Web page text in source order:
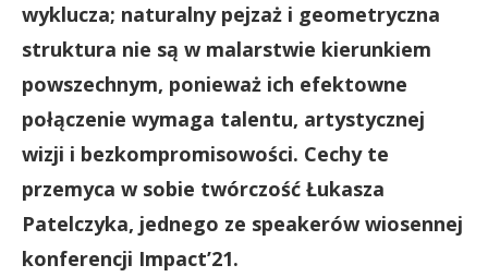
wyklucza; naturalny pejzaż i geometryczna
struktura nie są w malarstwie kierunkiem
powszechnym, ponieważ ich efektowne
połączenie wymaga talentu, artystycznej
wizji i bezkompromisowości. Cechy te
przemyca w sobie twórczość Łukasza
Patelczyka, jednego ze speakerów wiosennej
konferencji Impact’21.